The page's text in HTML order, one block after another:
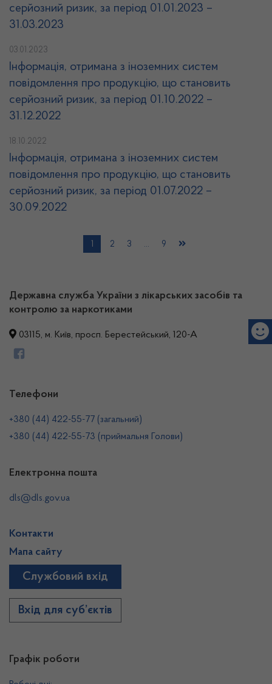
серйозний ризик, за період 01.01.2023 –
31.03.2023
03.01.2023
Інформація, отримана з іноземних систем
повідомлення про продукцію, що становить
серйозний ризик, за період 01.10.2022 –
31.12.2022
18.10.2022
Інформація, отримана з іноземних систем
повідомлення про продукцію, що становить
серйозний ризик, за період 01.07.2022 –
30.09.2022
2 3 … 9
Державна служба України з лікарських засобів та
контролю за наркотиками
03115, м. Київ, просп. Берестейський, 120-А
Графік роботи
Телефони
+380 (44) 422-55-77 (загальний)
+380 (44) 422-55-73 (приймальня Голови)
Електронна пошта
dls@dls.gov.ua
Контакти
Мапа сайту
Службовий вхід
Вхід для суб’єктів